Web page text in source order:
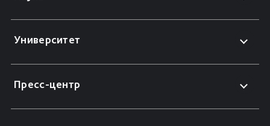
Университет
Пресс-центр